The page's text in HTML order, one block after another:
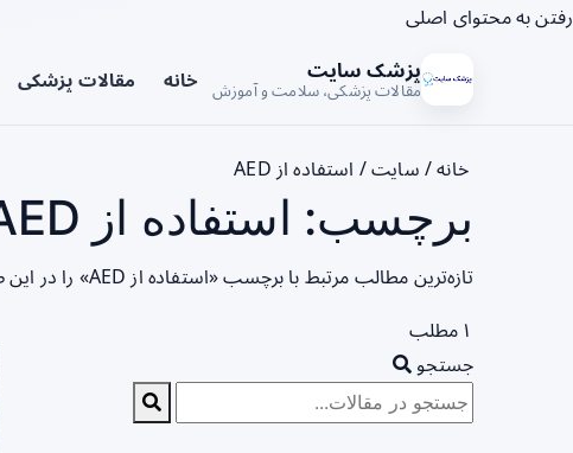
رفتن به محتوای اصلی
پزشک سایت
مقالات پزشکی، سلامت و آموزش خانه مقالات پزشکی
خانه/ سایت/ استفاده از AED
برچسب: استفاده از AED - صفحه 1
تازه‌ترین مطالب مرتبط با برچسب «استفاده از AED» را در این صفحه مشاهده می‌کنید.
۱ مطلب
جستجو